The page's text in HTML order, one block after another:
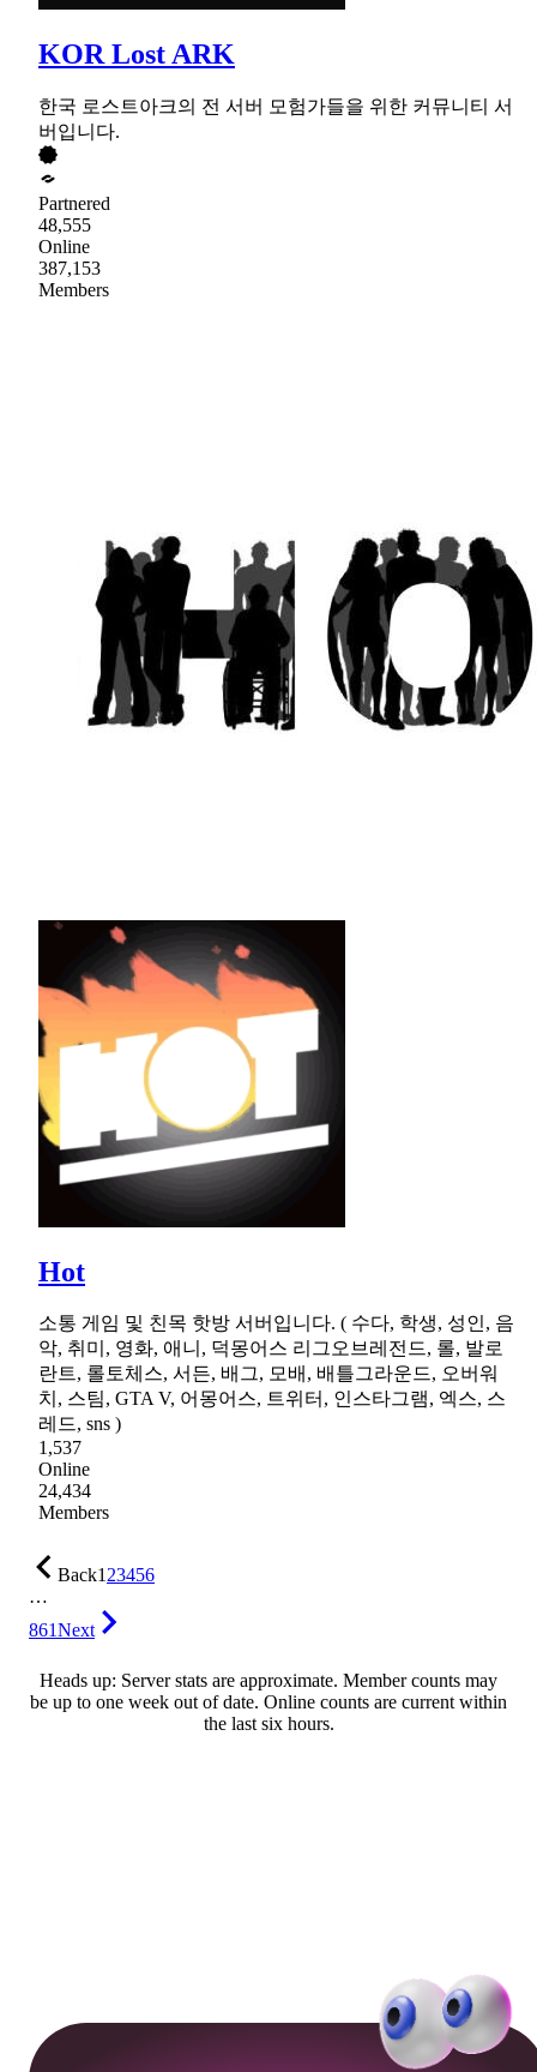
KOR Lost ARK
한국 로스트아크의 전 서버 모험가들을 위한 커뮤니티 서
버입니다.
Partnered
48,555
Online
387,153
Members
Hot
소통 게임 및 친목 핫방 서버입니다. ( 수다, 학생, 성인, 음
악, 취미, 영화, 애니, 덕몽어스 리그오브레전드, 롤, 발로
란트, 롤토체스, 서든, 배그, 모배, 배틀그라운드, 오버워
치, 스팀, GTA V, 어몽어스, 트위터, 인스타그램, 엑스, 스
레드, sns )
1,537
Online
24,434
Members
Back123456
…
861Next
Heads up: Server stats are approximate. Member counts may
be up to one week out of date. Online counts are current within
the last six hours.